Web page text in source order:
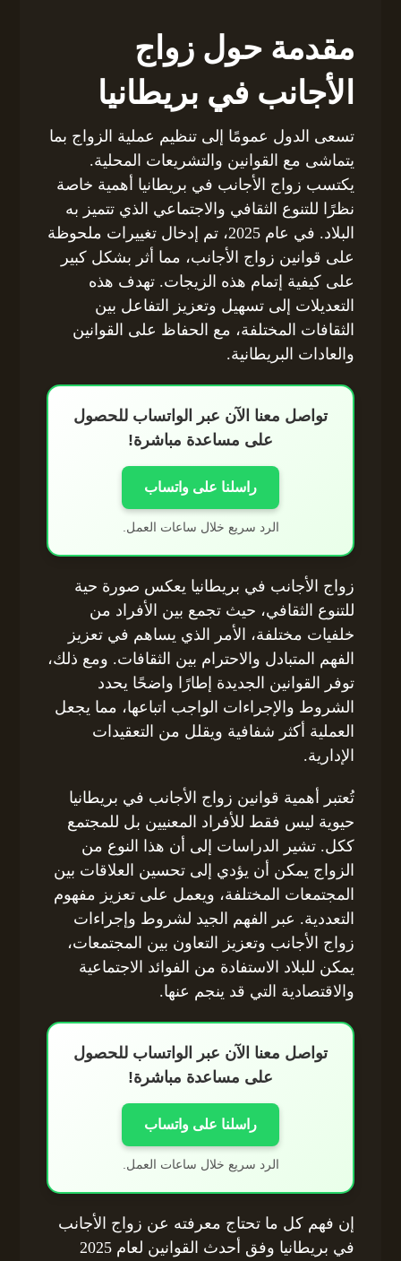
مقدمة حول زواج
الأجانب في بريطانيا
تسعى الدول عمومًا إلى تنظيم عملية الزواج بما
يتماشى مع القوانين والتشريعات المحلية.
يكتسب زواج الأجانب في بريطانيا أهمية خاصة
نظرًا للتنوع الثقافي والاجتماعي الذي تتميز به
البلاد. في عام 2025، تم إدخال تغييرات ملحوظة
على قوانين زواج الأجانب، مما أثر بشكل كبير
على كيفية إتمام هذه الزيجات. تهدف هذه
التعديلات إلى تسهيل وتعزيز التفاعل بين
الثقافات المختلفة، مع الحفاظ على القوانين
والعادات البريطانية.
تواصل معنا الآن عبر الواتساب للحصول
على مساعدة مباشرة!
راسلنا على واتساب
الرد سريع خلال ساعات العمل.
زواج الأجانب في بريطانيا يعكس صورة حية
للتنوع الثقافي، حيث تجمع بين الأفراد من
خلفيات مختلفة، الأمر الذي يساهم في تعزيز
الفهم المتبادل والاحترام بين الثقافات. ومع ذلك،
توفر القوانين الجديدة إطارًا واضحًا يحدد
الشروط والإجراءات الواجب اتباعها، مما يجعل
العملية أكثر شفافية ويقلل من التعقيدات
الإدارية.
تُعتبر أهمية قوانين زواج الأجانب في بريطانيا
حيوية ليس فقط للأفراد المعنيين بل للمجتمع
ككل. تشير الدراسات إلى أن هذا النوع من
الزواج يمكن أن يؤدي إلى تحسين العلاقات بين
المجتمعات المختلفة، ويعمل على تعزيز مفهوم
التعددية. عبر الفهم الجيد لشروط وإجراءات
زواج الأجانب وتعزيز التعاون بين المجتمعات،
يمكن للبلاد الاستفادة من الفوائد الاجتماعية
والاقتصادية التي قد ينجم عنها.
تواصل معنا الآن عبر الواتساب للحصول
على مساعدة مباشرة!
راسلنا على واتساب
الرد سريع خلال ساعات العمل.
إن فهم كل ما تحتاج معرفته عن زواج الأجانب
في بريطانيا وفق أحدث القوانين لعام 2025